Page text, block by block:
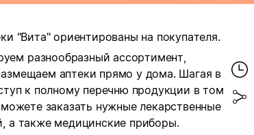
"Вита" ориентированы на покупателя.
разнообразный ассортимент,
аптеки прямо у дома. Шагая в
к полному перечню продукции в том
заказать нужные лекарственные
а также медицинские приборы.